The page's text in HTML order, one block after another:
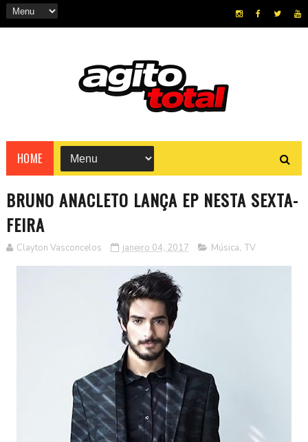
HOME
BRUNO ANACLETO LANÇA EP NESTA SEXTA-
FEIRA
Clayton Vasconcelos janeiro 04, 2017 Música, TV